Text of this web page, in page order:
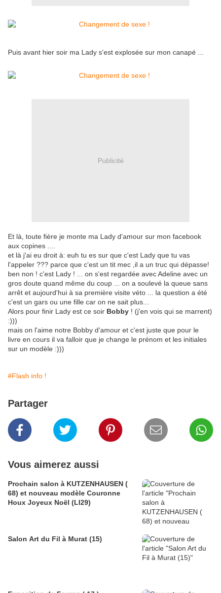
Puis avant hier soir ma Lady s'est explosée sur mon canapé ...
Publicité
Et là, toute fière je monte ma Lady d'amour sur mon facebook
aux copines ....
et là j'ai eu droit à: euh tu es sur que c'est Lady que tu vas
l'appeler ??? parce que c'est un tit mec ,il a un truc qui dépasse!
ben non ! c'est Lady ! ... on s'est regardée avec Adeline avec un
gros doute quand même du coup ... on a soulevé la queue sans
arrêt et aujourd'hui à sa première visite véto ... la question a été
c'est un gars ou une fille car on ne sait plus...
Alors pour finir Lady est ce soir Bobby ! (j'en vois qui se marrent)
:)))
mais on l'aime notre Bobby d'amour et c'est juste que pour le
livre en cours il va falloir que je change le prénom et les initiales
sur un modèle :)))
#Flash info !
Partager
Vous aimerez aussi
Prochain salon à KUTZENHAUSEN (
68) et nouveau modèle Couronne
Houx Joyeux Noël (LI29)
Salon Art du Fil à Murat (15)